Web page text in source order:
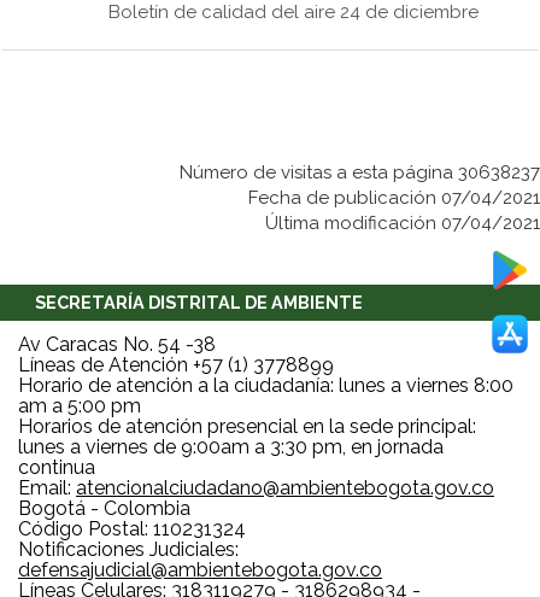
Boletín de calidad del aire 24 de diciembre
Número de visitas a esta página 30638237
Fecha de publicación 07/04/2021
Última modificación 07/04/2021
SECRETARÍA DISTRITAL DE AMBIENTE
Av Caracas No. 54 -38
Líneas de Atención +57 (1) 3778899
Horario de atención a la ciudadanía: lunes a viernes 8:00
am a 5:00 pm
Horarios de atención presencial en la sede principal:
lunes a viernes de 9:00am a 3:30 pm, en jornada
continua
Email: atencionalciudadano@ambientebogota.gov.co
Bogotá - Colombia
Código Postal: 110231324
Notificaciones Judiciales:
defensajudicial@ambientebogota.gov.co
Líneas Celulares: 3183119279 - 3186298934 -